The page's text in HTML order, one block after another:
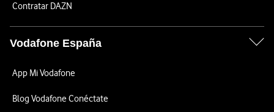
Contratar DAZN
Vodafone España
App Mi Vodafone
Blog Vodafone Conéctate